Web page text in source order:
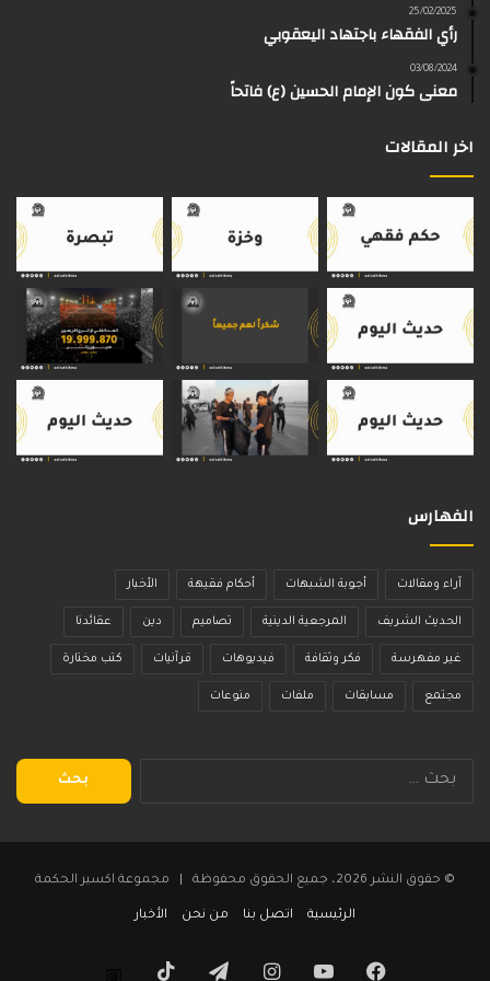
م
25/02/2025
رأي الفقهاء باجتهاد اليعقوبي
03/08/2024
معنى كون الإمام الحسين (ع) فاتحاً
اخر المقالات
الفهارس
آراء ومقالات أجوبة الشبهات أحكام فقيهة الأخبار
الحديث الشريف المرجعية الدينية تصاميم دين عقائدنا
غير مفهرسة فكر وثقافة فيديوهات قرآنيات كتب مختارة
مجتمع مسابقات ملفات منوعات
البحث
© حقوق النشر 2026، جميع الحقوق محفوظة | مجموعة اكسير الحكمة
الرئيسية اتصل بنا من نحن الأخبار
فيسبوكيوتيوب انستقرامتيلقرام